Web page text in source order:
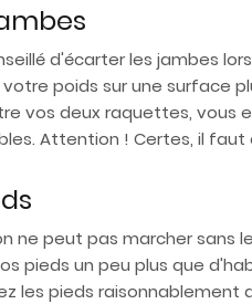
d'écarter les jambes
poids sur une surface
vos deux raquettes, vous
Attention ! Certes, il
ne peut pas marcher sans
pieds un peu plus que
les pieds raisonnablement